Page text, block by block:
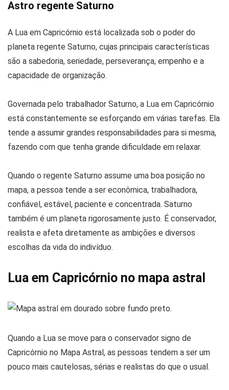
Astro regente Saturno
A Lua em Capricórnio está localizada sob o poder do
planeta regente Saturno, cujas principais características
são a sabedoria, seriedade, perseverança, empenho e a
capacidade de organização.
Governada pelo trabalhador Saturno, a Lua em Capricórnio
está constantemente se esforçando em várias tarefas. Ela
tende a assumir grandes responsabilidades para si mesma,
fazendo com que tenha grande dificuldade em relaxar.
Quando o regente Saturno assume uma boa posição no
mapa, a pessoa tende a ser econômica, trabalhadora,
confiável, estável, paciente e concentrada. Saturno
também é um planeta rigorosamente justo. É conservador,
realista e afeta diretamente as ambições e diversos
escolhas da vida do indivíduo.
Lua em Capricórnio no mapa astral
Quando a Lua se move para o conservador signo de
Capricórnio no Mapa Astral, as pessoas tendem a ser um
pouco mais cautelosas, sérias e realistas do que o usual.